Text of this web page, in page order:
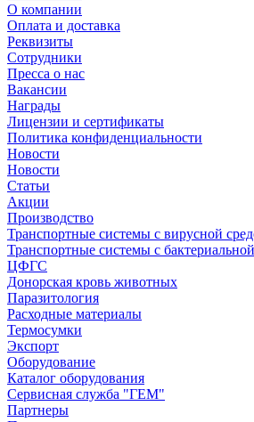
О компании
Оплата и доставка
Реквизиты
Сотрудники
Пресса о нас
Вакансии
Награды
Лицензии и сертификаты
Политика конфиденциальности
Новости
Новости
Статьи
Акции
Производство
Транспортные системы с вирусной
Транспортные системы с
ЦФГС
Донорская кровь животных
Паразитология
Расходные материалы
Термосумки
Экспорт
Оборудование
Каталог оборудования
Сервисная служба "ГЕМ"
Партнеры